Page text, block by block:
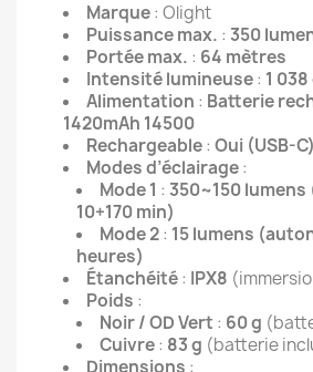
Marque: Olight
Puissance max. : 350
Portée max. : 64 mètres
Intensité lumineuse: 1
Alimentation : Batterie
1420mAh 14500
Rechargeable: Oui (USB-C)
Modes d’éclairage:
Mode 1 : 350~150
10+170 min)
Mode 2: 15 lumens
heures)
Étanchéité: IPX8
Poids :
Noir / OD Vert : 60 g
Cuivre: 83 g (batterie
Dimensions :